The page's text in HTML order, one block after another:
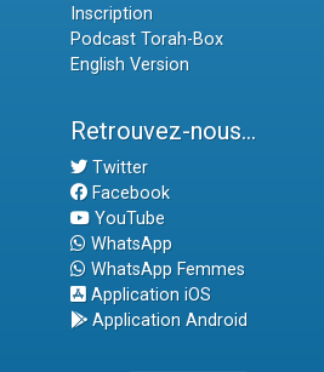
Inscription
Podcast Torah-Box
English Version
Retrouvez-nous...
Twitter
Facebook
YouTube
WhatsApp
WhatsApp Femmes
Application iOS
Application Android